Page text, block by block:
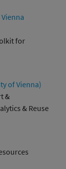
for
of Vienna)
&
& Reuse